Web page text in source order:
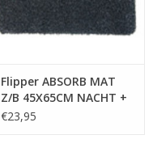
Flipper ABSORB MAT
Z/B 45X65CM NACHT +
RUITER
€23,95